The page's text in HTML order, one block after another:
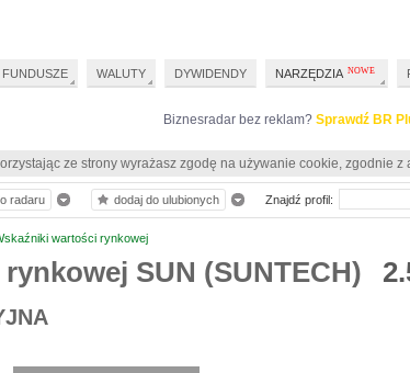
Biznesradar bez reklam? Sprawdź BR
ze strony wyrażasz zgodę na używanie cookie, zgodnie
wartości rynkowej
SUN (SUNTECH)
radaru dodaj do ulubionych Znajdź profil:
FUNDUSZE WALUTY DYWIDENDY NARZĘDZIA